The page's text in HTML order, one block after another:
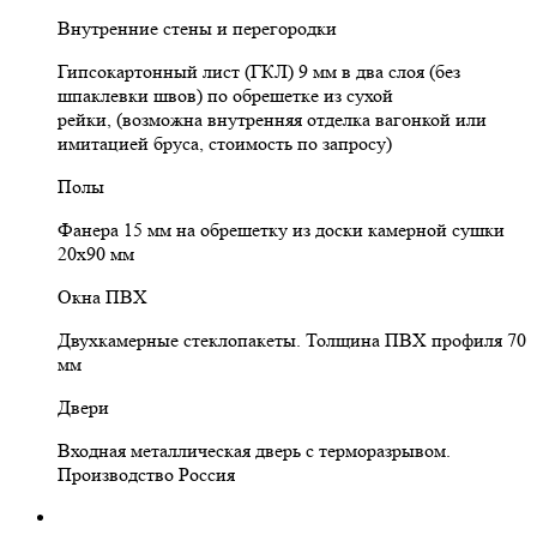
Внутренние стены и перегородки
Гипсокартонный лист (ГКЛ) 9 мм в два слоя (без
шпаклевки швов) по обрешетке из сухой
рейки, (возможна внутренняя отделка вагонкой или
имитацией бруса, стоимость по запросу)
Полы
Фанера 15 мм на обрешетку из доски камерной сушки
20х90 мм
Окна ПВХ
Двухкамерные стеклопакеты. Толщина ПВХ профиля 70
мм
Двери
Входная металлическая дверь с терморазрывом.
Производство Россия